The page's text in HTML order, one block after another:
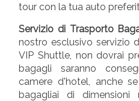
tour con la tua auto
Servizio di Trasporto
nostro esclusivo servizio
VIP Shuttle, non dovrai
bagagli saranno
camere d'hotel, anche
bagagliai di dimensioni